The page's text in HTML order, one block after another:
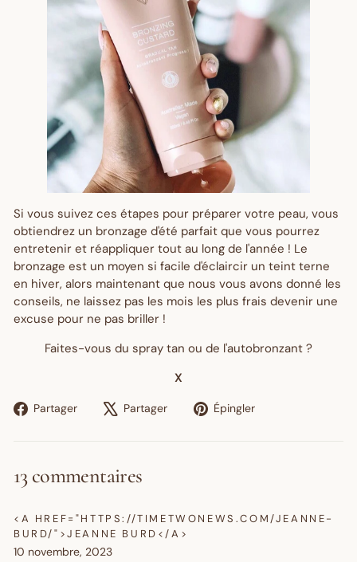
Si vous suivez ces étapes pour préparer votre peau, vous
obtiendrez un bronzage d'été parfait que vous pourrez
entretenir et réappliquer tout au long de l'année ! Le
bronzage est un moyen si facile d'éclaircir un teint terne
en hiver, alors maintenant que nous vous avons donné les
conseils, ne laissez pas les mois les plus frais devenir une
excuse pour ne pas briller !
Faites-vous du spray tan ou de l'autobronzant ?
X
Partager
PartagerPartager
TweeterÉpingler
13 commentaires
<A HREF="HTTPS://TIMETWONEWS.COM/JEANNE-
BURD/">JEANNE BURD</A>
10 novembre, 2023